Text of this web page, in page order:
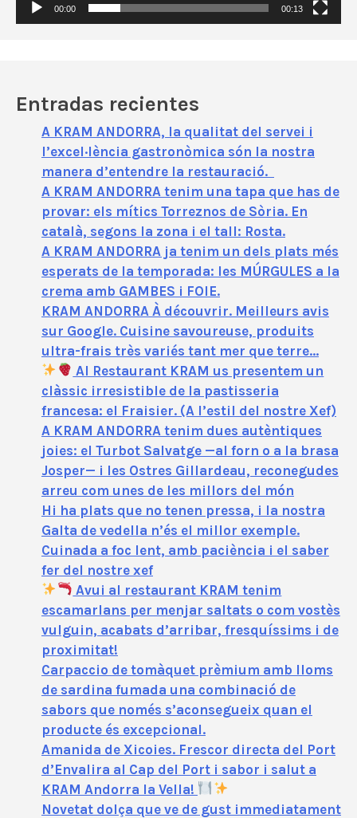
d
00:00 00:13
Entradas recientes
A KRAM ANDORRA, la qualitat del servei i
l’excel·lència gastronòmica són la nostra
manera d’entendre la restauració.
A KRAM ANDORRA tenim una tapa que has de
provar: els mítics Torreznos de Sòria. En
català, segons la zona i el tall: Rosta.
A KRAM ANDORRA ja tenim un dels plats més
esperats de la temporada: les MÚRGULES a la
crema amb GAMBES i FOIE.
KRAM ANDORRA À découvrir. Meilleurs avis
sur Google. Cuisine savoureuse, produits
ultra-frais très variés tant mer que terre…
Al Restaurant KRAM us presentem un
clàssic irresistible de la pastisseria
francesa: el Fraisier. (A l’estil del nostre Xef)
A KRAM ANDORRA tenim dues autèntiques
joies: el Turbot Salvatge —al forn o a la brasa
Josper— i les Ostres Gillardeau, reconegudes
arreu com unes de les millors del món
Hi ha plats que no tenen pressa, i la nostra
Galta de vedella n’és el millor exemple.
Cuinada a foc lent, amb paciència i el saber
fer del nostre xef
Avui al restaurant KRAM tenim
escamarlans per menjar saltats o com vostès
vulguin, acabats d’arribar, fresquíssims i de
proximitat!
Carpaccio de tomàquet prèmium amb lloms
de sardina fumada una combinació de
sabors que només s’aconsegueix quan el
producte és excepcional.
Amanida de Xicoies. Frescor directa del Port
d’Envalira al Cap del Port i sabor i salut a
KRAM Andorra la Vella!
Novetat dolça que ve de gust immediatament